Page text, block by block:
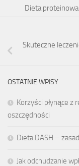
Dieta
Skuteczne
OSTATNIE WPISY
Korzyści płynące z
oszczędności
Dieta DASH –
Jak odchudzanie